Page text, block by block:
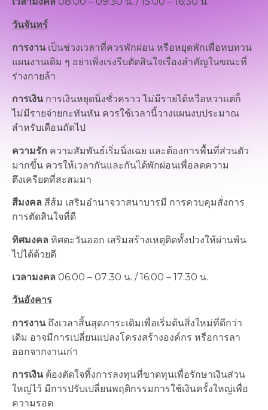
วันจันทร์
การงานเป็นช่วงเวลาที่ควรพักผ่อน หรือหยุดพักเพื่อทบทวน
แผนงานเดิม ๆ อย่าเพิ่งเร่งรีบตัดสินใจเรื่องสำคัญในขณะที่
ร่างกายล้า
การเงินการเงินหยุดนิ่งชั่วคราว ไม่มีรายได้หวือหวาแต่ก็
ไม่มีรายจ่ายกะทันหัน ควรใช้เวลานี้วางแผนงบประมาณ
สำหรับเดือนถัดไป
ความรัก ความสัมพันธ์เริ่มนิ่งเฉย และต้องการพื้นที่ส่วนตัว
มากขึ้น ควรให้เวลากันและกันได้พักผ่อนเพื่อลดความ
ตึงเครียดที่สะสมมา
สีมงคล สีส้ม เสริมอำนาจวาสนาบารมี การควบคุมสั่งการ
การตัดสินใจที่ดี
ทิศมงคล ทิศตะวันออก เสริมสร้างเหตุติดทั้งปวงให้ผ่านพ้น
ไปได้ด้วยดี
เวลามงคล 06:00 – 07:30 น. / 16:00 – 17:30 น.
วันอังคาร
การงานถึงเวลาสิ้นสุดภาระเดิมเพื่อเริ่มต้นสิ่งใหม่ที่ดีกว่า
เดิม อาจมีการเปลี่ยนแปลงโครงสร้างองค์กร หรือการลา
ออกจากงานเก่า
การเงินต้องตัดใจทิ้งการลงทุนที่ขาดทุนเพื่อรักษาเงินส่วน
ใหญ่ไว้ มีการปรับเปลี่ยนพฤติกรรมการใช้เงินครั้งใหญ่เพื่อ
ความรอด